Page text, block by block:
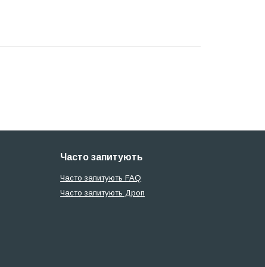
Часто запитують
Часто запитують FAQ
Часто запитують Дроп